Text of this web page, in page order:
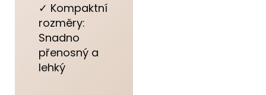
✓ Kompaktní
rozměry:
Snadno
přenosný a
lehký